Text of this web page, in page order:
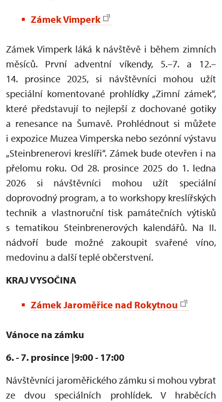
Zámek Vimperk
Zámek Vimperk láká k návštěvě i během zimních
měsíců. První adventní víkendy, 5.–7. a 12.–
14. prosince 2025, si návštěvníci mohou užít
speciální komentované prohlídky „Zimní zámek“,
které představují to nejlepší z dochované gotiky
a renesance na Šumavě. Prohlédnout si můžete
i expozice Muzea Vimperska nebo sezónní výstavu
„Steinbrenerovi kreslíři“. Zámek bude otevřen i na
přelomu roku. Od 28. prosince 2025 do 1. ledna
2026 si návštěvníci mohou užít speciální
doprovodný program, a to workshopy kreslířských
technik a vlastnoruční tisk památečních výtisků
s tematikou Steinbrenerových kalendářů. Na II.
nádvoří bude možné zakoupit svařené víno,
medovinu a další teplé občerstvení.
KRAJ VYSOČINA
Zámek Jaroměřice nad Rokytnou
Vánoce na zámku
6. - 7. prosince |9:00 - 17:00
Návštěvníci jaroměřického zámku si mohou vybrat
ze dvou speciálních prohlídek. V hraběcích